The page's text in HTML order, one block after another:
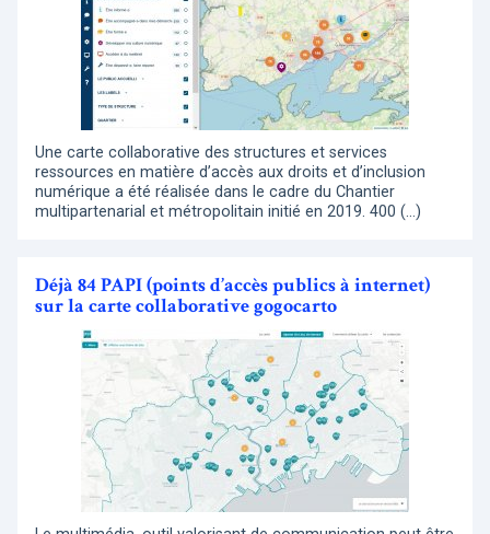
Une carte collaborative des structures et services
ressources en matière d’accès aux droits et d’inclusion
numérique a été réalisée dans le cadre du Chantier
multipartenarial et métropolitain initié en 2019. 400 (…)
Déjà 84 PAPI (points d’accès publics à internet)
sur la carte collaborative gogocarto